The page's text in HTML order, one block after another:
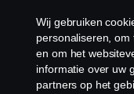
Wij gebruiken
personaliseren, om
en om het
informatie over uw
partners op het